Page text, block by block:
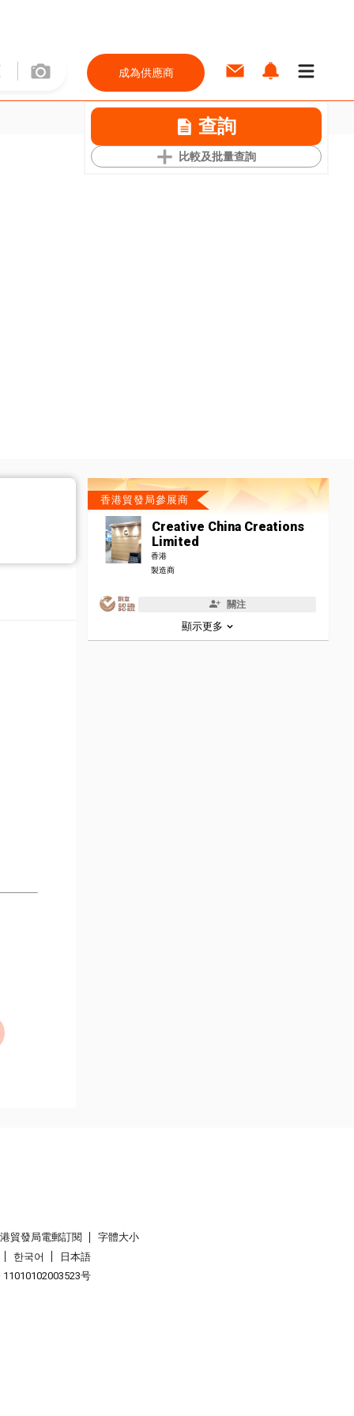
成為供應商
查詢
比較及批量查詢
香港貿發局參展商
Creative China Creations
Limited
香港
製造商
關注
顯示更多
貿發局電郵訂閱
字體大小
한국어
日本語
号